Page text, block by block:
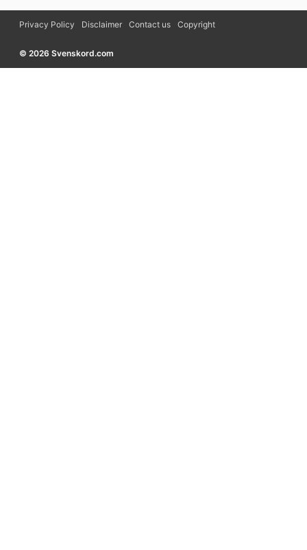
Privacy Policy Disclaimer Contact us Copyright
© 2026 Svenskord.com